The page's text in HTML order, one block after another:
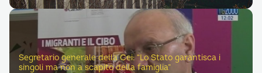
Segretario generale della Cei: “Lo Stato garantisca i
singoli ma non a scapito della famiglia”